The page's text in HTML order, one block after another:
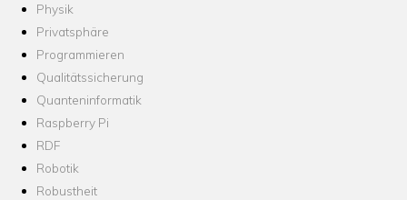
Physik
Privatsphäre
Programmieren
Qualitätssicherung
Quanteninformatik
Raspberry Pi
RDF
Robotik
Robustheit